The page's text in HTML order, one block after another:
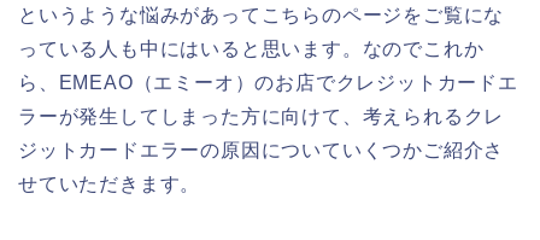
というような悩みがあってこちらのページをご覧にな
っている人も中にはいると思います。なのでこれか
ら、EMEAO（エミーオ）のお店でクレジットカードエ
ラーが発生してしまった方に向けて、考えられるクレ
ジットカードエラーの原因についていくつかご紹介さ
せていただきます。